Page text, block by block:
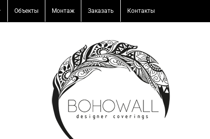
Объекты Монтаж Заказать Контакты